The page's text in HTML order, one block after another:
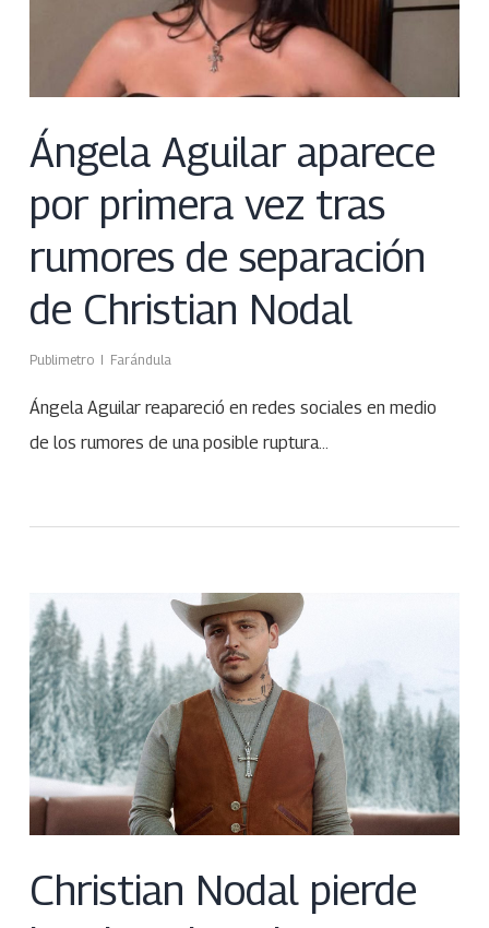
Ángela Aguilar aparece
por primera vez tras
rumores de separación
de Christian Nodal
Publimetro Farándula
Ángela Aguilar reapareció en redes sociales en medio
de los rumores de una posible ruptura…
Christian Nodal pierde